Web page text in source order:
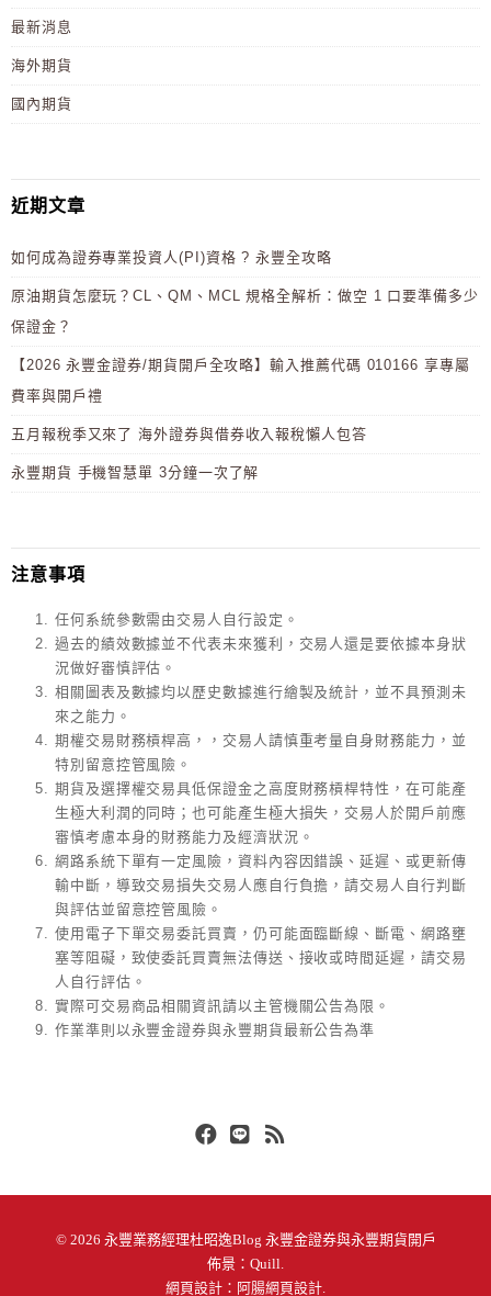
最新消息
海外期貨
國內期貨
近期文章
如何成為證券專業投資人(PI)資格 ? 永豐全攻略
原油期貨怎麼玩？CL、QM、MCL 規格全解析：做空 1 口要準備多少
保證金？
【2026 永豐金證券/期貨開戶全攻略】輸入推薦代碼 010166 享專屬
費率與開戶禮
五月報稅季又來了 海外證券與借券收入報稅懶人包答
永豐期貨 手機智慧單 3分鐘一次了解
注意事項
任何系統參數需由交易人自行設定。
過去的績效數據並不代表未來獲利，交易人還是要依據本身狀
況做好審慎評估。
相關圖表及數據均以歷史數據進行繪製及統計，並不具預測未
來之能力。
期權交易財務槓桿高，，交易人請慎重考量自身財務能力，並
特別留意控管風險。
期貨及選擇權交易具低保證金之高度財務槓桿特性，在可能產
生極大利潤的同時；也可能產生極大損失，交易人於開戶前應
審慎考慮本身的財務能力及經濟狀況。
網路系統下單有一定風險，資料內容因錯誤、延遲、或更新傳
輸中斷，導致交易損失交易人應自行負擔，請交易人自行判斷
與評估並留意控管風險。
使用電子下單交易委託買賣，仍可能面臨斷線、斷電、網路壅
塞等阻礙，致使委託買賣無法傳送、接收或時間延遲，請交易
人自行評估。
實際可交易商品相關資訊請以主管機關公告為限。
作業準則以永豐金證券與永豐期貨最新公告為準
© 2026 永豐業務經理杜昭逸Blog 永豐金證券與永豐期貨開戶
佈景： Quill
網頁設計： 阿腸網頁設計